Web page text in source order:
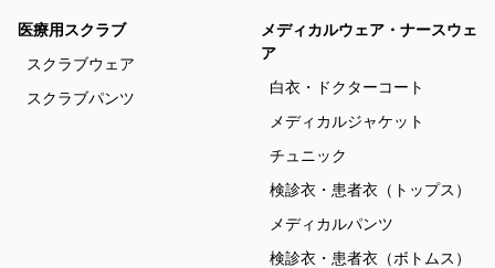
医療用スクラブ
スクラブウェア
スクラブパンツ
メディカルウェア・ナースウェ
ア
白衣・ドクターコート
メディカルジャケット
チュニック
検診衣・患者衣（トップス）
メディカルパンツ
検診衣・患者衣（ボトムス）